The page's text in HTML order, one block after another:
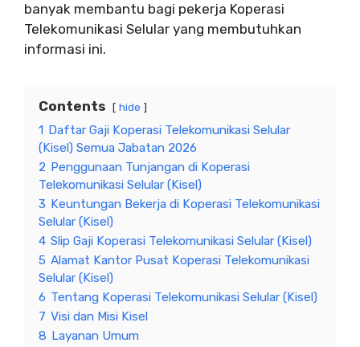
banyak membantu bagi pekerja Koperasi
Telekomunikasi Selular yang membutuhkan
informasi ini.
Contents hide
1 Daftar Gaji Koperasi Telekomunikasi Selular
(Kisel) Semua Jabatan 2026
2 Penggunaan Tunjangan di Koperasi
Telekomunikasi Selular (Kisel)
3 Keuntungan Bekerja di Koperasi Telekomunikasi
Selular (Kisel)
4 Slip Gaji Koperasi Telekomunikasi Selular (Kisel)
5 Alamat Kantor Pusat Koperasi Telekomunikasi
Selular (Kisel)
6 Tentang Koperasi Telekomunikasi Selular (Kisel)
7 Visi dan Misi Kisel
8 Layanan Umum